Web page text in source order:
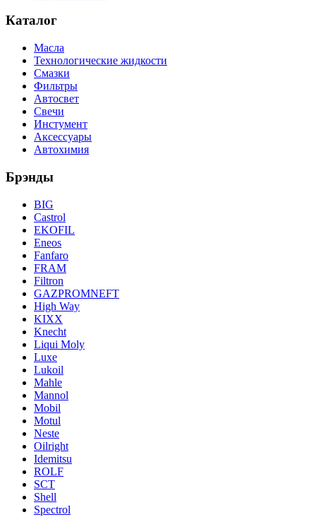
Каталог
Масла
Технологические жидкости
Смазки
Фильтры
Автосвет
Свечи
Инстумент
Аксессуары
Автохимия
Брэнды
BIG
Castrol
EKOFIL
Eneos
Fanfaro
FRAM
Filtron
GAZPROMNEFT
High Way
KIXX
Knecht
Liqui Moly
Luxe
Lukoil
Mahle
Mannol
Mobil
Motul
Neste
Oilright
Idemitsu
ROLF
SCT
Shell
Spectrol